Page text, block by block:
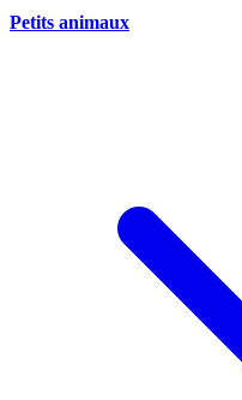
Petits animaux